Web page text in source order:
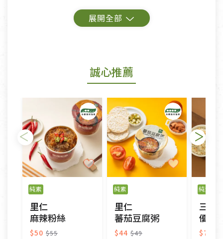
鑑賞期商品說明：
若您購買的商品有下列「不適用七天鑑賞期商品」情
形者，除商品瑕疵以外，恕不接受退換貨.
依消保法之規定提供該商品七天免費鑑賞期(含例假
日)的服務，原則上若商品未經使用或被汙損(除商品
瑕疵)，一般皆可申請退換貨。
不適用七天鑑賞期商品：
以數位或電磁紀錄形式儲存之商品、易於變質或損壞
之商品、以及性質上無法或不適合退換之商品：如
CD、VCD、DVD、電腦軟體，若產品瑕疵無法讀取僅
接受原片換新。
衣飾鞋類-如T恤，如於送達後水洗或污損者。
美容保養用品、內衣褲、襪子、口罩等私人消耗性產
誠心推薦
純素
里仁
麻辣粉絲
$50 $55
純素
里仁
蕃茄豆腐粥
$44 $49
純素
三機
優蛋白
$75